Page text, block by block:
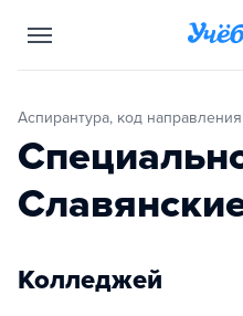
Аспирантура, код
Колледжей